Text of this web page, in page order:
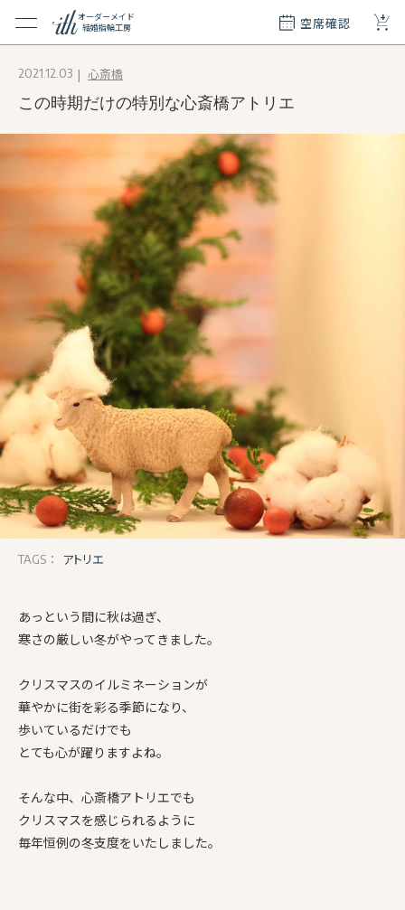
オーダーメイド
結婚指輪工房
空席確認 +
メイド
リー
2021.12.03 心斎橋
この時期だけの特別な心斎橋アトリエ
TAGS： アトリエ
あっという間に秋は過ぎ、
寒さの厳しい冬がやってきました。
クリスマスのイルミネーションが
華やかに街を彩る季節になり、
歩いているだけでも
とても心が躍りますよね。
そんな中、心斎橋アトリエでも
クリスマスを感じられるように
毎年恒例の冬支度をいたしました。